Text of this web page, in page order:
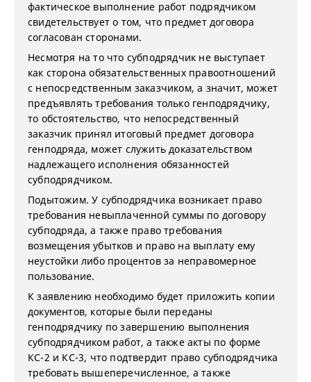
фактическое выполнение работ подрядчиком
свидетельствует о том, что предмет договора
согласован сторонами.
Несмотря на то что субподрядчик не выступает
как сторона обязательственных правоотношений
с непосредственным заказчиком, а значит, может
предъявлять требования только генподрядчику,
то обстоятельство, что непосредственный
заказчик принял итоговый предмет договора
генподряда, может служить доказательством
надлежащего исполнения обязанностей
субподрядчиком.
Подытожим. У субподрядчика возникает право
требования невыплаченной суммы по договору
субподряда, а также право требования
возмещения убытков и право на выплату ему
неустойки либо процентов за неправомерное
пользование.
К заявлению необходимо будет приложить копии
документов, которые были переданы
генподрядчику по завершению выполнения
субподрядчиком работ, а также акты по форме
КС-2 и КС-3, что подтвердит право субподрядчика
требовать вышеперечисленное, а также